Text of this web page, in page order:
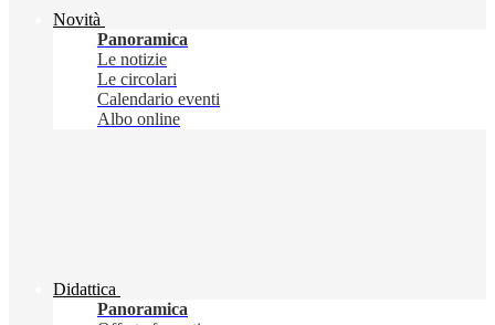
Novità
Panoramica
Le notizie
Le circolari
Calendario eventi
Albo online
Didattica
Panoramica